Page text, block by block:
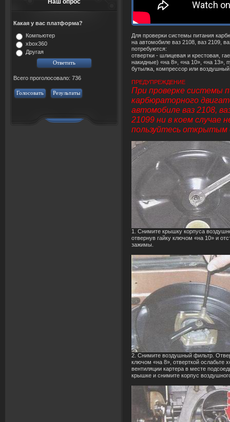
Наш опрос
Какая у вас платформа?
Компьютер
xbox360
Другая
Всего проголосовало: 736
Голосовать Результаты
Для проверки системы питания
на автомобиле ваз 2108, ваз 2109,
потребуются:
отвертки - шлицевая и крестовая,
накидные) «на 8», «на 10», «на 13»,
бутылка, компрессор или воздушный
ПРЕДУПРЕЖДЕНИЕ
При проверке системы
карбюраторного
автомобиле ваз 2108,
21099 ни в коем случае
пользуйтесь открытым
1. Снимите крышку корпуса
отвернув гайку ключом «на 10» и
зажимы.
2. Снимите воздушный фильтр.
ключом «на 8», отверткой ослабьте
вентиляции картера в месте
крышке и снимите корпус